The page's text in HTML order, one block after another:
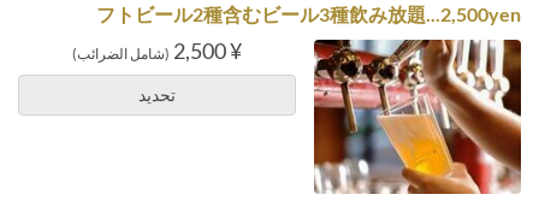
フトビール2種含むビール3種飲み放題...2,500yen
¥ 2,500 (شامل الضرائب)
تحديد